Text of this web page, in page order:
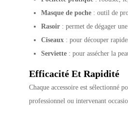
Masque de poche : outil de
Rasoir : permet de dégager
Ciseaux : pour découper
Serviette : pour assécher la
Efficacité Et Rapidité
Chaque accessoire est sélectionné
professionnel ou intervenant